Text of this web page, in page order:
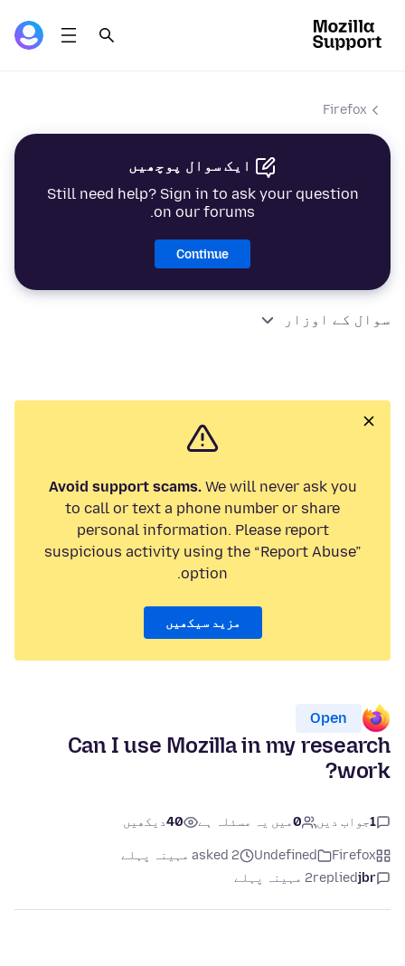
Firefox
ایک سوال پوچھیں
Still need help? Sign in to ask your question
on our forums.
Continue
سوال کے اوزار
Avoid support scams.We will never ask you
to call or text a phone number or share
personal information. Please report
suspicious activity using the “Report Abuse”
option.
مزید سیکھیں
Open
Can I use Mozilla in my research
work?
1جواب دیں 0میں یہ مسئلہ ہے 40دیکھیں
Firefox
Undefined
asked 2 مہینہ پہلے
jbr
replied2 مہینہ پہلے